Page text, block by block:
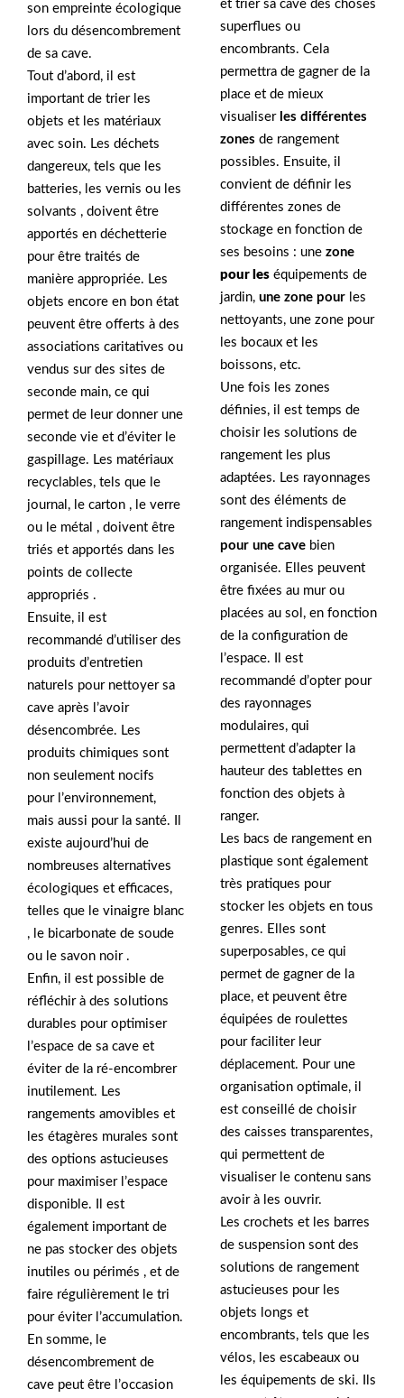
son empreinte écologique
lors du désencombrement
de sa cave.
Tout d’abord, il est
important de trier les
objets et les matériaux
avec soin. Les déchets
dangereux, tels que les
batteries, les vernis ou les
solvants , doivent être
apportés en déchetterie
pour être traités de
manière appropriée. Les
objets encore en bon état
peuvent être offerts à des
associations caritatives ou
vendus sur des sites de
seconde main, ce qui
permet de leur donner une
seconde vie et d’éviter le
gaspillage. Les matériaux
recyclables, tels que le
journal, le carton , le verre
ou le métal , doivent être
triés et apportés dans les
points de collecte
appropriés .
Ensuite, il est
recommandé d’utiliser des
produits d’entretien
naturels pour nettoyer sa
cave après l’avoir
désencombrée. Les
produits chimiques sont
non seulement nocifs
pour l’environnement,
mais aussi pour la santé. Il
existe aujourd’hui de
nombreuses alternatives
écologiques et efficaces,
telles que le vinaigre blanc
, le bicarbonate de soude
ou le savon noir .
Enfin, il est possible de
réfléchir à des solutions
durables pour optimiser
l’espace de sa cave et
éviter de la ré-encombrer
inutilement. Les
rangements amovibles et
les étagères murales sont
des options astucieuses
pour maximiser l’espace
disponible. Il est
également important de
ne pas stocker des objets
inutiles ou périmés , et de
faire régulièrement le tri
pour éviter l’accumulation.
En somme, le
désencombrement de
cave peut être l’occasion
et trier sa cave des choses
superflues ou
encombrants. Cela
permettra de gagner de la
place et de mieux
visualiser les différentes
zones de rangement
possibles. Ensuite, il
convient de définir les
différentes zones de
stockage en fonction de
ses besoins : une zone
pour les équipements de
jardin, une zone pour les
nettoyants, une zone pour
les bocaux et les
boissons, etc.
Une fois les zones
définies, il est temps de
choisir les solutions de
rangement les plus
adaptées. Les rayonnages
sont des éléments de
rangement indispensables
pour une cave bien
organisée. Elles peuvent
être fixées au mur ou
placées au sol, en fonction
de la configuration de
l’espace. Il est
recommandé d’opter pour
des rayonnages
modulaires, qui
permettent d’adapter la
hauteur des tablettes en
fonction des objets à
ranger.
Les bacs de rangement en
plastique sont également
très pratiques pour
stocker les objets en tous
genres. Elles sont
superposables, ce qui
permet de gagner de la
place, et peuvent être
équipées de roulettes
pour faciliter leur
déplacement. Pour une
organisation optimale, il
est conseillé de choisir
des caisses transparentes,
qui permettent de
visualiser le contenu sans
avoir à les ouvrir.
Les crochets et les barres
de suspension sont des
solutions de rangement
astucieuses pour les
objets longs et
encombrants, tels que les
vélos, les escabeaux ou
les équipements de ski. Ils